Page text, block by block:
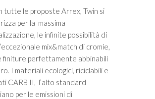
tutte le proposte Arrex, Twin si
per la massima
le infinite possibilità di
mix&match di cromie,
finiture perfettamente abbinabili
I materiali ecologici, riciclabili e
CARB II, l’alto standard
per le emissioni di